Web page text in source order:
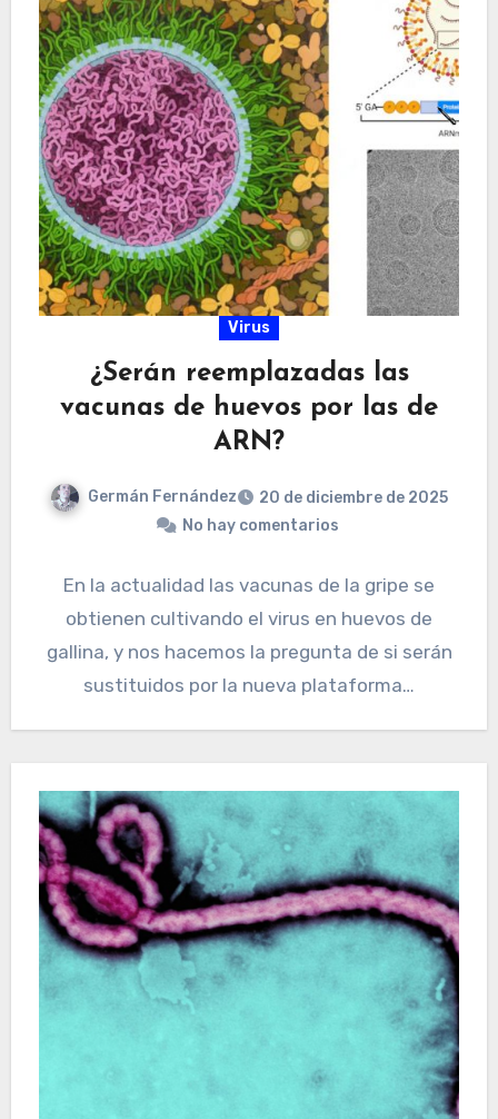
Virus
¿Serán reemplazadas las
vacunas de huevos por las de
ARN?
Germán Fernández
20 de diciembre de 2025
No hay comentarios
En la actualidad las vacunas de la gripe se
obtienen cultivando el virus en huevos de
gallina, y nos hacemos la pregunta de si serán
sustituidos por la nueva plataforma…